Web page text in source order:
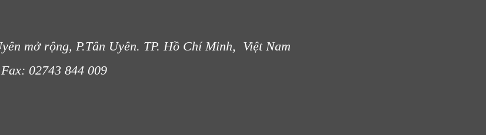
mở rộng, P.Tân Uyên. TP. Hồ Chí Minh, Việt Nam
Fax: 02743 844 009